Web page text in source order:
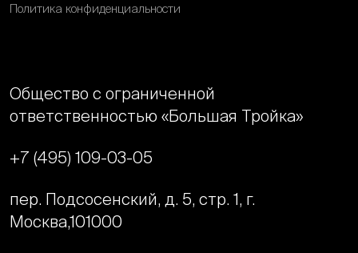
Политика конфиденциальности
Общество с ограниченной
ответственностью «Большая Тройка»
+7 (495) 109-03-05
пер. Подсосенский, д. 5, стр. 1, г.
Москва,101000